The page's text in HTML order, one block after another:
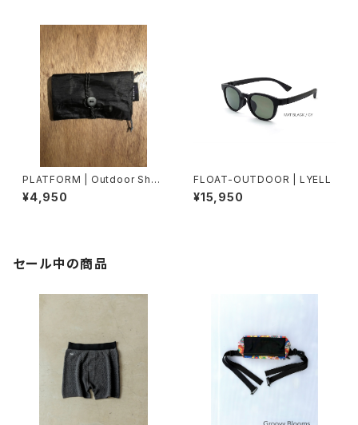
PLATFORM | Outdoor Shag
Pouch
¥4,950
FLOAT-OUTDOOR | LYELL
¥15,950
セール中の商品